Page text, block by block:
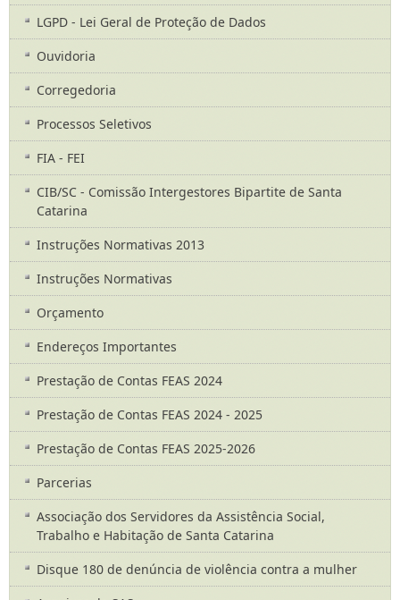
LGPD - Lei Geral de Proteção de Dados
Ouvidoria
Corregedoria
Processos Seletivos
FIA - FEI
CIB/SC - Comissão Intergestores Bipartite de Santa
Catarina
Instruções Normativas 2013
Instruções Normativas
Orçamento
Endereços Importantes
Prestação de Contas FEAS 2024
Prestação de Contas FEAS 2024 - 2025
Prestação de Contas FEAS 2025-2026
Parcerias
Associação dos Servidores da Assistência Social,
Trabalho e Habitação de Santa Catarina
Disque 180 de denúncia de violência contra a mulher